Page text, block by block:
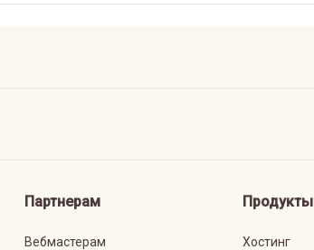
Партнерам
Вебмастерам
Продукты
Хостинг